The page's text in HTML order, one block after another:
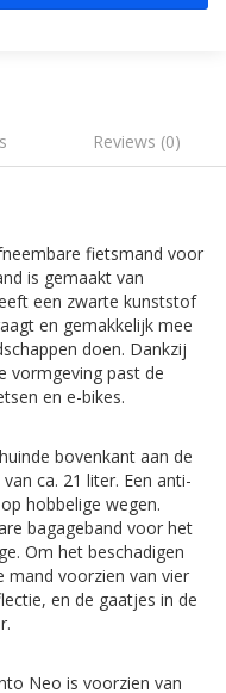
Reviews (0)
fietsmand voor
is gemaakt van
een zwarte kunststof
en gemakkelijk mee
doen. Dankzij
vormgeving past de
en e-bikes.
bovenkant aan de
ca. 21 liter. Een anti-
hobbelige wegen.
bagageband voor het
Om het beschadigen
mand voorzien van vier
en de gaatjes in de
Neo is voorzien van